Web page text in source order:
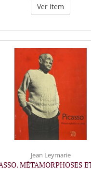
Ver Item
Jean Leymarie
MÉTAMORPHOSES